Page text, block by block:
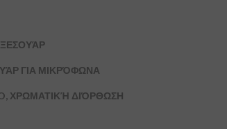
ΓΙΑ ΜΙΚΡΌΦΩΝΑ
ΧΡΩΜΑΤΙΚΉ ΔΙΌΡΘΩΣΗ